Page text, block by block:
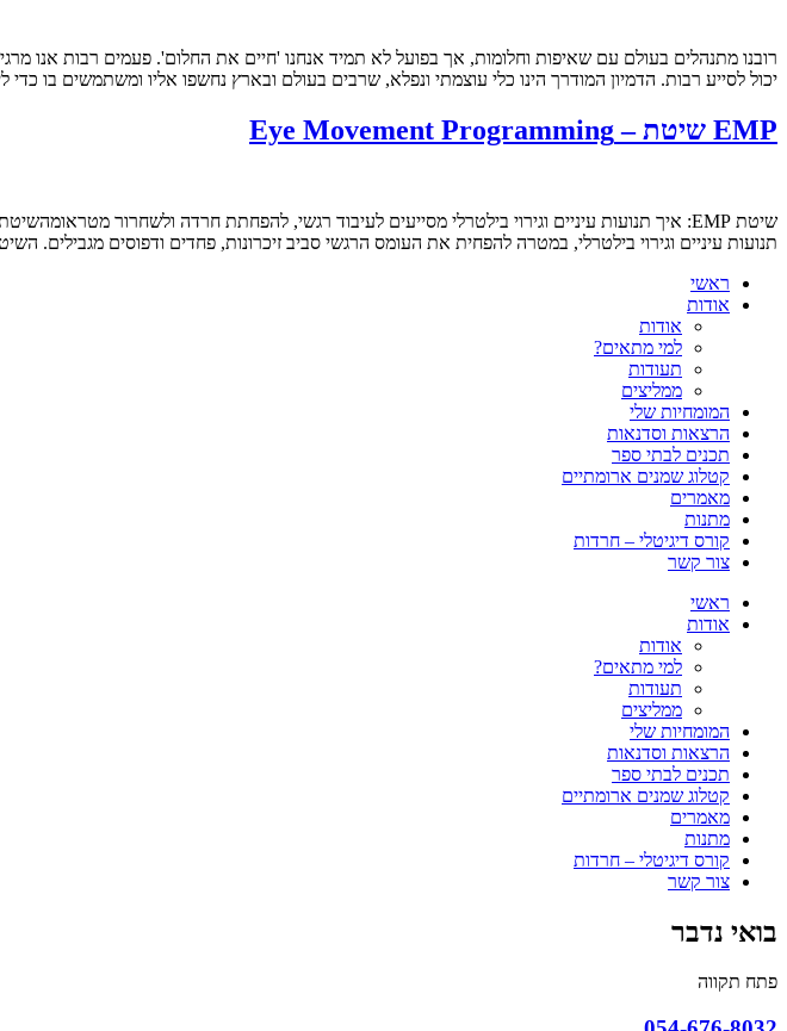
רובנו מתנהלים בעולם עם שאיפות וחלומות, אך בפועל לא תמיד אנחנו 'חיים את החלום'. פעמים רבות אנו
יכול לסייע רבות. הדמיון המודרך הינו כלי עוצמתי ונפלא, שרבים בעולם ובארץ נחשפו אליו ומשתמשים בו כדי
EMP שיטת – Eye Movement Programming
תנועות עיניים וגירוי בילטרלי, במטרה להפחית את העומס הרגשי סביב זיכרונות, פחדים ודפוסים
ראשי
אודות
אודות
למי מתאים?
תעודות
ממליצים
המומחיות שלי
הרצאות וסדנאות
תכנים לבתי ספר
קטלוג שמנים ארומתיים
מאמרים
מתנות
קורס דיגיטלי – חרדות
צור קשר
ראשי
אודות
אודות
למי מתאים?
תעודות
ממליצים
המומחיות שלי
הרצאות וסדנאות
תכנים לבתי ספר
קטלוג שמנים ארומתיים
מאמרים
מתנות
קורס דיגיטלי – חרדות
צור קשר
בואי נדבר
פתח תקווה